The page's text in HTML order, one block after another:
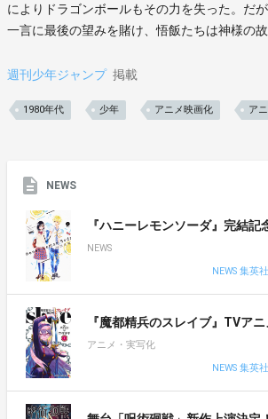
によりドラゴンボールもその力を失った。だ
一言に最後の望みを賭け、悟飯たちは神様の
週刊少年ジャンプ 掲載
1980年代 少年 アニメ映画化 ア
NEWS
『ハニーレモンソーダ』完結記
NEWS
NEWS 集英
『魔都精兵のスレイブ』TVア
アニメ・実写化
NEWS 集英